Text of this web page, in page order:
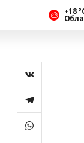
+18